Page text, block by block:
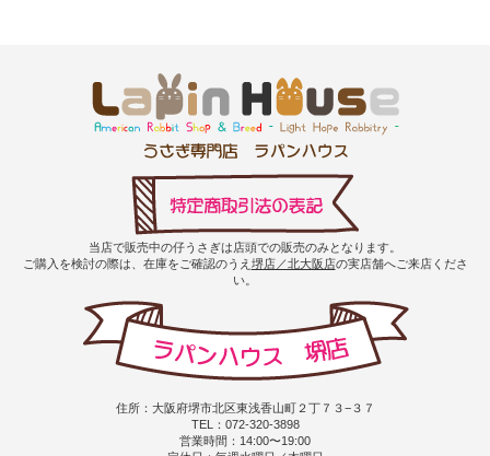
当店で販売中の仔うさぎは店頭での販売のみとなります。
ご購入を検討の際は、在庫をご確認のうえ 堺店／北大阪店の実店舗へご来店くださ
い。
住所：大阪府堺市北区東浅香山町２丁７３−３７
TEL：072-320-3898
営業時間：14:00〜19:00